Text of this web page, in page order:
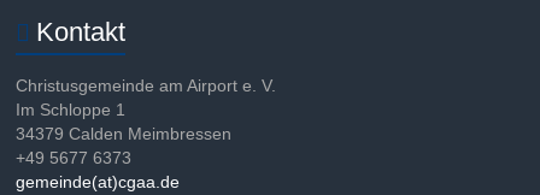
Kontakt
Christusgemeinde am Airport e. V.
Im Schloppe 1
34379 Calden Meimbressen
+49 5677 6373
gemeinde(at)cgaa.de